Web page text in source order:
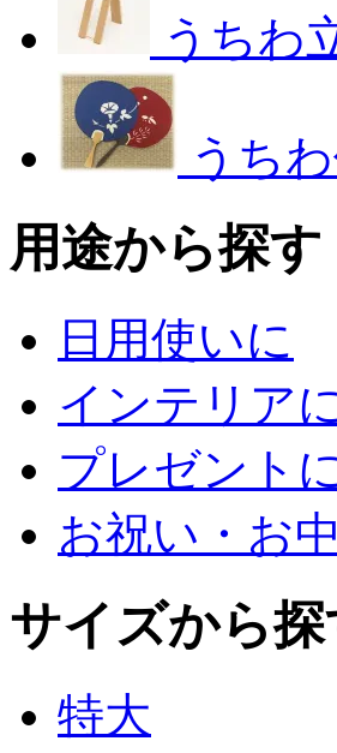
うちわ
うち
用途から探す
日用使いに
インテリア
プレゼント
お祝い・お
サイズから探
特大